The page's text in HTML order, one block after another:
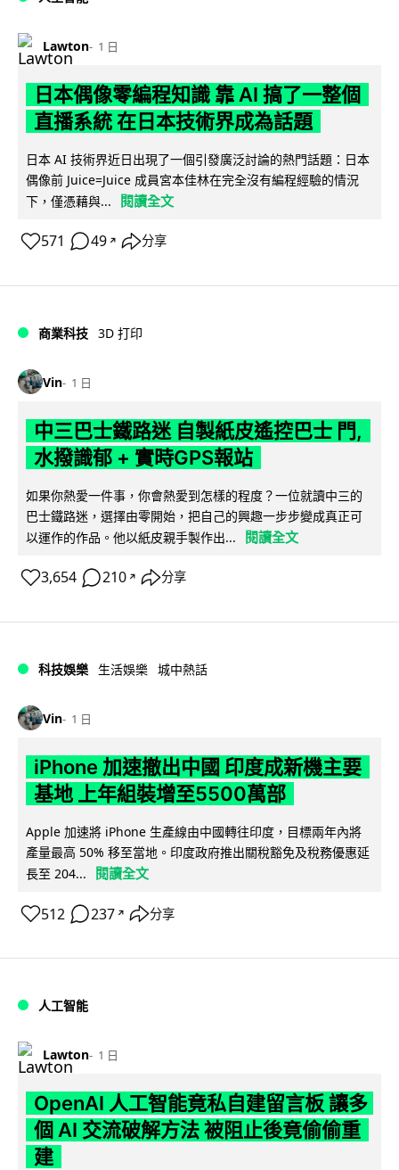
Lawton 1 日
日本偶像零編程知識 靠 AI 搞了一整個
直播系統 在日本技術界成為話題
日本 AI 技術界近日出現了一個引發廣泛討論的熱門話題：日本
偶像前 Juice=Juice 成員宮本佳林在完全沒有編程經驗的情況
下，僅憑藉與...
閱讀全文
571 49 ↗ 分享
商業科技 3D 打印
Vin 1 日
中三巴士鐵路迷 自製紙皮遙控巴士 門,
水撥識郁 + 實時GPS報站
如果你熱愛一件事，你會熱愛到怎樣的程度？一位就讀中三的
巴士鐵路迷，選擇由零開始，把自己的興趣一步步變成真正可
以運作的作品。他以紙皮親手製作出...
閱讀全文
3,654 210 ↗ 分享
科技娛樂 生活娛樂 城中熱話
Vin 1 日
iPhone 加速撤出中國 印度成新機主要
基地 上年組裝增至5500萬部
Apple 加速將 iPhone 生產線由中國轉往印度，目標兩年內將
產量最高 50% 移至當地。印度政府推出關稅豁免及稅務優惠延
長至 204...
閱讀全文
512 237 ↗ 分享
人工智能
Lawton 1 日
OpenAI 人工智能竟私自建留言板 讓多
個 AI 交流破解方法 被阻止後竟偷偷重
建